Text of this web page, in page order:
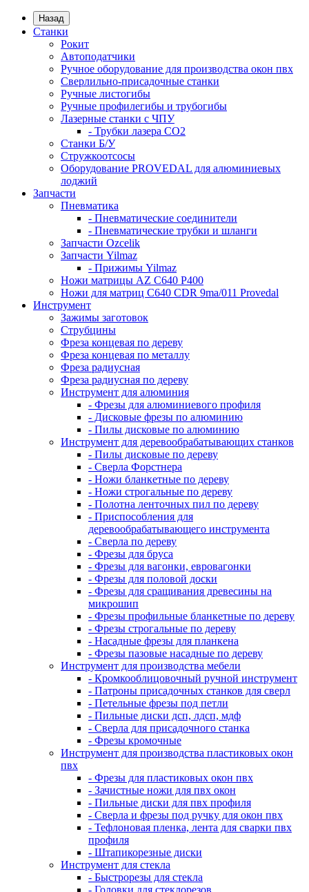
Назад
Станки
Рокит
Автоподатчики
Ручное оборудование для производства окон пвх
Сверлильно-присадочные станки
Ручные листогибы
Ручные профилегибы и трубогибы
Лазерные станки с ЧПУ
- Трубки лазера CO2
Станки Б/У
Стружкоотсосы
Оборудование PROVEDAL для алюминиевых
лоджий
Запчасти
Пневматика
- Пневматические соединители
- Пневматические трубки и шланги
Запчасти Ozcelik
Запчасти Yilmaz
- Прижимы Yilmaz
Ножи матрицы AZ C640 P400
Ножи для матриц C640 CDR 9ma/011 Provedal
Инструмент
Зажимы заготовок
Струбцины
Фреза концевая по дереву
Фреза концевая по металлу
Фреза радиусная
Фреза радиусная по дереву
Инструмент для алюминия
- Фрезы для алюминиевого профиля
- Дисковые фрезы по алюминию
- Пилы дисковые по алюминию
Инструмент для деревообрабатывающих станков
- Пилы дисковые по дереву
- Сверла Форстнера
- Ножи бланкетные по дереву
- Ножи строгальные по дереву
- Полотна ленточных пил по дереву
- Приспособления для
деревообрабатывающего инструмента
- Сверла по дереву
- Фрезы для бруса
- Фрезы для вагонки, евровагонки
- Фрезы для половой доски
- Фрезы для сращивания древесины на
микрошип
- Фрезы профильные бланкетные по дереву
- Фрезы строгальные по дереву
- Насадные фрезы для планкена
- Фрезы пазовые насадные по дереву
Инструмент для производства мебели
- Кромкооблицовочный ручной инструмент
- Патроны присадочных станков для сверл
- Петельные фрезы под петли
- Пильные диски дсп, лдсп, мдф
- Сверла для присадочного станка
- Фрезы кромочные
Инструмент для производства пластиковых окон
пвх
- Фрезы для пластиковых окон пвх
- Зачистные ножи для пвх окон
- Пильные диски для пвх профиля
- Сверла и фрезы под ручку для окон пвх
- Тефлоновая пленка, лента для сварки пвх
профиля
- Штапикорезные диски
Инструмент для стекла
- Быстрорезы для стекла
- Головки для стеклорезов